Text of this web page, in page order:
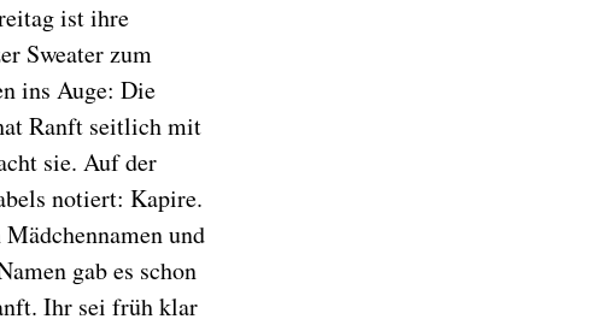
ist ihre
Sweater zum
ins Auge: Die
Ranft seitlich mit
sie. Auf der
notiert: Kapire.
und
gab es schon
Ihr sei früh klar